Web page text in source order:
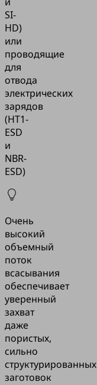
SI-
HD)
или
проводящие
для
отвода
электрических
зарядов
(HT1-
ESD
и
NBR-
ESD)
Очень
высокий
объемный
поток
всасывания
обеспечивает
уверенный
захват
даже
пористых,
сильно
структурированных
заготовок